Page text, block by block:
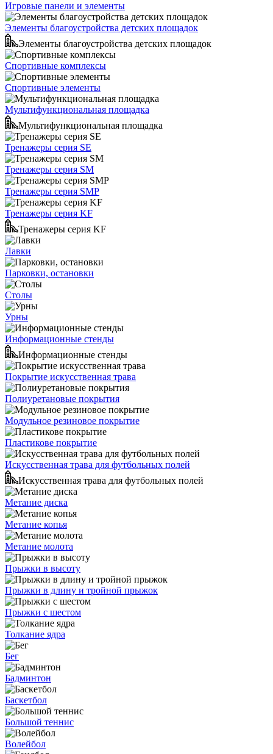
Игровые панели и элементы
Элементы благоустройства детских площадок
Элементы благоустройства детских площадок
Спортивные комплексы
Спортивные элементы
Мультифункциональная площадка
Мультифункциональная площадка
Тренажеры серия SE
Тренажеры серия SM
Тренажеры серия SMP
Тренажеры серия KF
Тренажеры серия KF
Лавки
Парковки, остановки
Столы
Урны
Информационные стенды
Информационные стенды
Покрытие искусственная трава
Полиуретановые покрытия
Модульное резиновое покрытие
Пластикове покрытие
Искусственная трава для футбольных полей
Искусственная трава для футбольных полей
Метание диска
Метание копья
Метание молота
Прыжки в высоту
Прыжки в длину и тройной прыжок
Прыжки с шестом
Толкание ядра
Бег
Бадминтон
Баскетбол
Большой теннис
Волейбол